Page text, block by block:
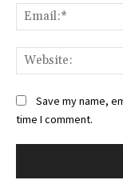
Save my name,
time I comment.